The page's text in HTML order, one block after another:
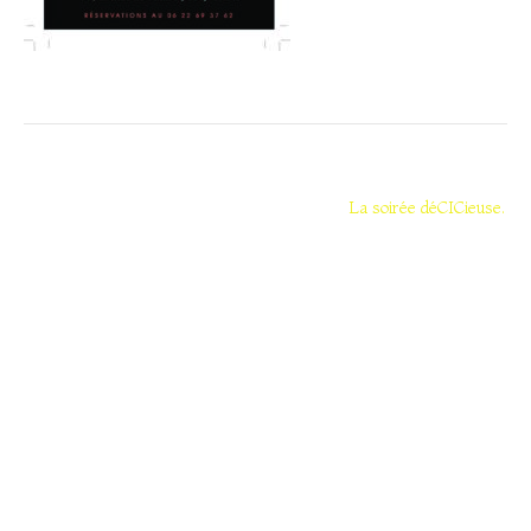
La soirée déCICieuse.